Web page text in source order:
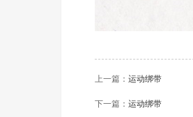
上一篇： 运动绑带
下一篇： 运动绑带